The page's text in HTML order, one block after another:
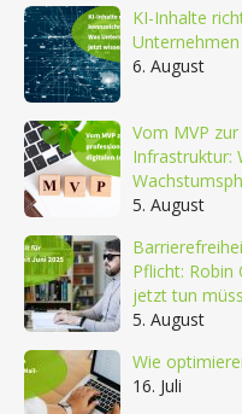
KI-Inhalte
6. August
Vom MVP
Infrastruktur:
5. August
Pflicht: Robin
jetzt tun
5. August
Wie
16. Juli